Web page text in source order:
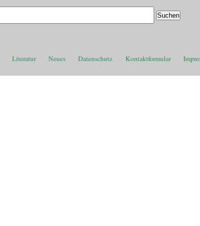
Literatur Neues Datenschutz Kontaktformular